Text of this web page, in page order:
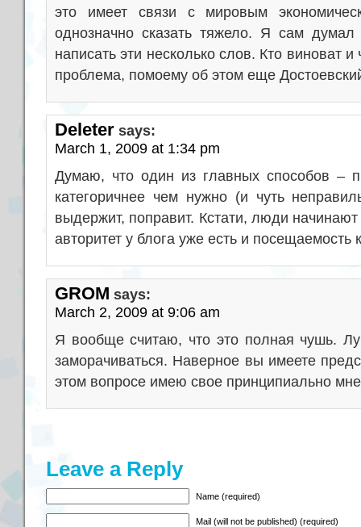
это имеет связи с мировым
однозначно сказать тяжело. Я сам
написать эти несколько слов. Кто виноват
проблема, помоему об этом еще
Deleter says:
March 1, 2009 at 1:34 pm
Думаю, что один из главных способов –
категоричнее чем нужно (и чуть
выдержит, поправит. Кстати, люди начинают
авторитет у блога уже есть и посещаемость
GROM says:
March 2, 2009 at 9:06 am
Я вообще считаю, что это полная чушь.
заморачиваться. Наверное вы имеете
этом вопросе имею свое принципиально
Leave a Reply
Name (required)
Mail (will not be published) (required)